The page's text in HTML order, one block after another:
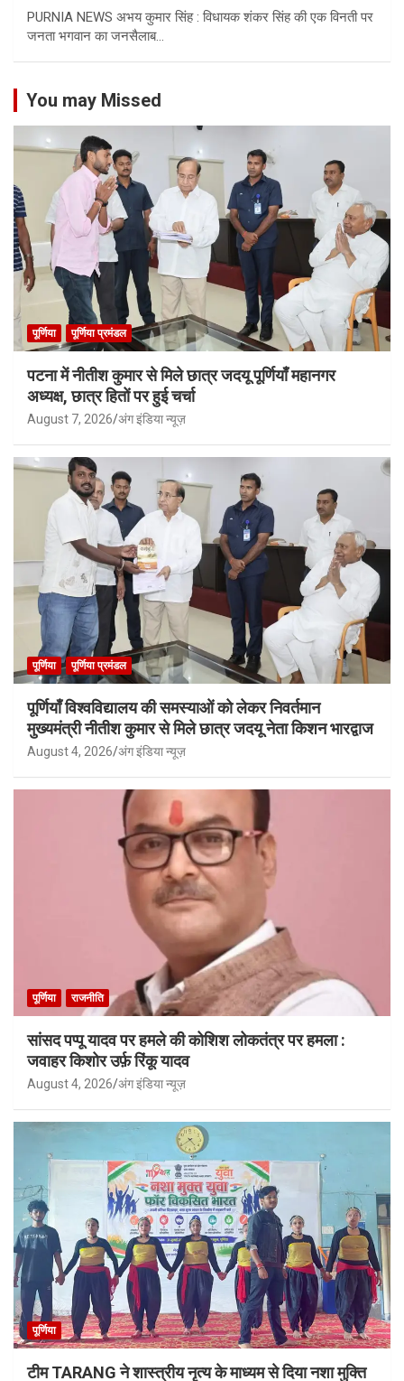
PURNIA NEWS अभय कुमार सिंह : विधायक शंकर सिंह की एक विनती पर
जनता भगवान का जनसैलाब…
You may Missed
पूर्णिया पूर्णिया प्रमंडल
पटना में नीतीश कुमार से मिले छात्र जदयू पूर्णियाँ महानगर
अध्यक्ष, छात्र हितों पर हुई चर्चा
August 7, 2026 अंग इंडिया न्यूज़
पूर्णिया पूर्णिया प्रमंडल
पूर्णियाँ विश्वविद्यालय की समस्याओं को लेकर निवर्तमान
मुख्यमंत्री नीतीश कुमार से मिले छात्र जदयू नेता किशन भारद्वाज
August 4, 2026 अंग इंडिया न्यूज़
पूर्णिया राजनीति
सांसद पप्पू यादव पर हमले की कोशिश लोकतंत्र पर हमला :
जवाहर किशोर उर्फ़ रिंकू यादव
August 4, 2026 अंग इंडिया न्यूज़
पूर्णिया
टीम TARANG ने शास्त्रीय नृत्य के माध्यम से दिया नशा मुक्ति